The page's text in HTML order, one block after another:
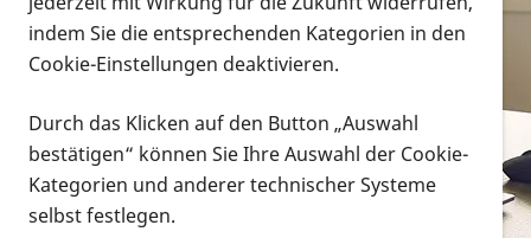
Infomaterial
Infomaterial
Vorlesen
Alle Infomaterialien in verschiedenen
Formaten an einem Ort
indem Sie die entsprechenden Kategorien in den
Cookie-Einstellungen deaktivieren.
Durch das Klicken auf den Button „Auswahl
bestätigen“ können Sie Ihre Auswahl der Cookie-
Kategorien und anderer technischer Systeme
selbst festlegen.